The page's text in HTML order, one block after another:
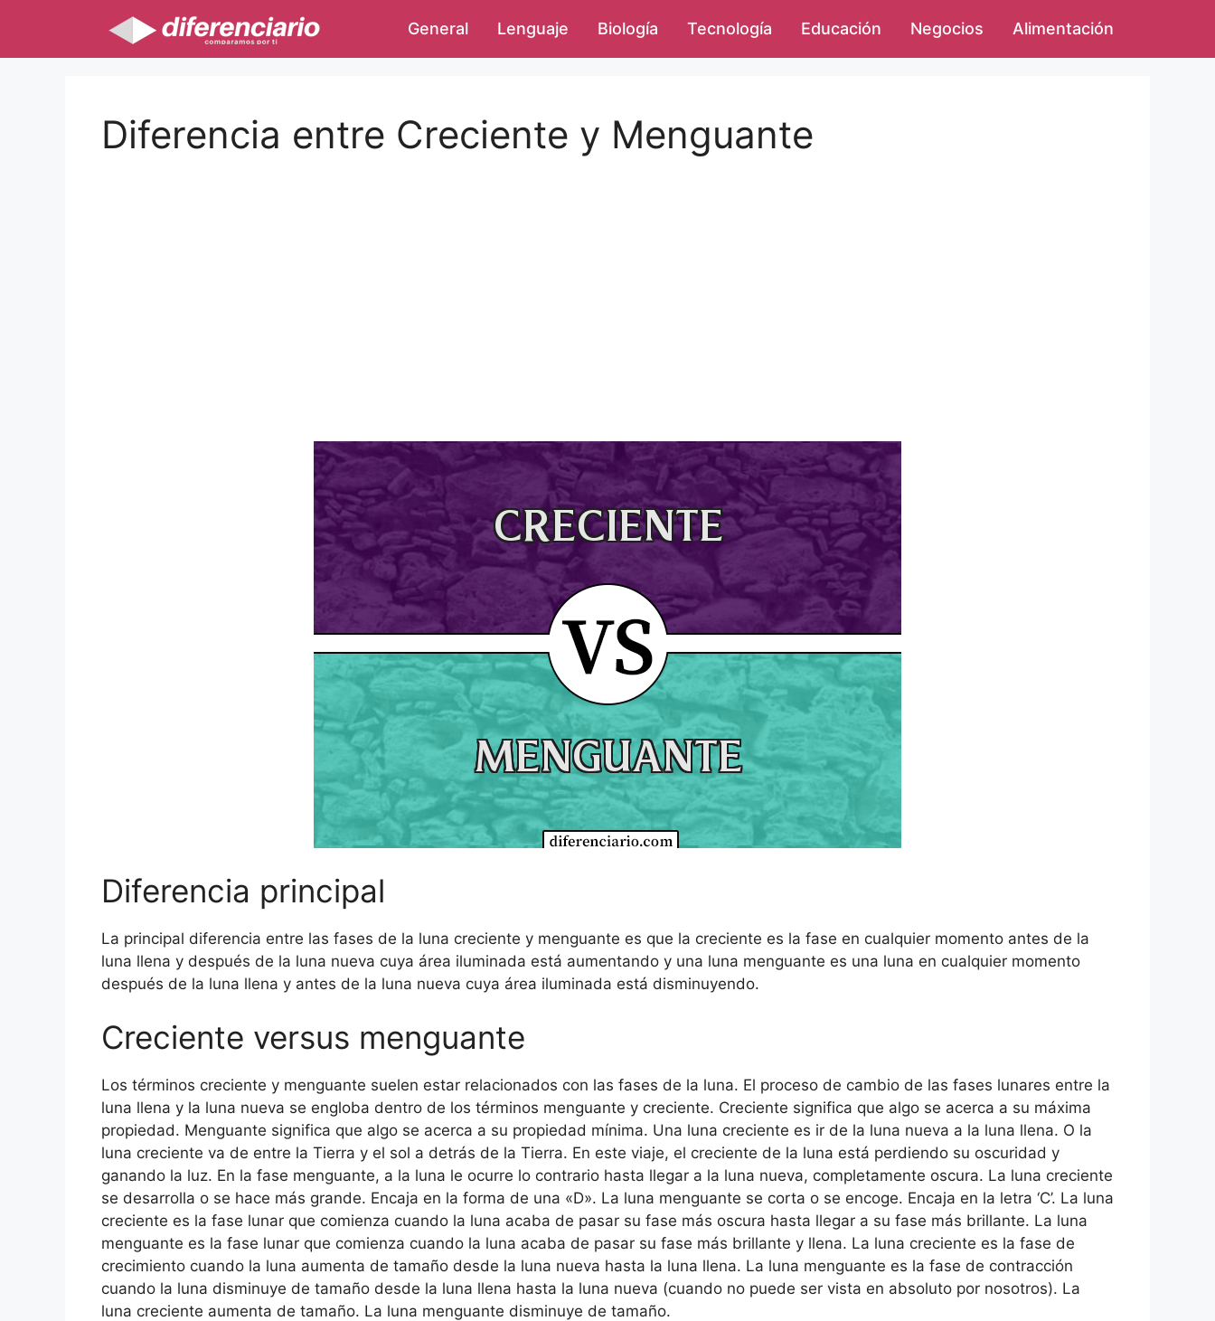
contenido
General Lenguaje Biología Tecnología Educación Negocios Alimentación
Diferencia entre Creciente y Menguante
Diferencia principal
La principal diferencia entre las fases de la luna creciente y menguante es que la creciente es la fase en cualquier momento antes de la
luna llena y después de la luna nueva cuya área iluminada está aumentando y una luna menguante es una luna en cualquier momento
después de la luna llena y antes de la luna nueva cuya área iluminada está disminuyendo.
Creciente versus menguante
Los términos creciente y menguante suelen estar relacionados con las fases de la luna. El proceso de cambio de las fases lunares entre la
luna llena y la luna nueva se engloba dentro de los términos menguante y creciente. Creciente significa que algo se acerca a su máxima
propiedad. Menguante significa que algo se acerca a su propiedad mínima. Una luna creciente es ir de la luna nueva a la luna llena. O la
luna creciente va de entre la Tierra y el sol a detrás de la Tierra. En este viaje, el creciente de la luna está perdiendo su oscuridad y
ganando la luz. En la fase menguante, a la luna le ocurre lo contrario hasta llegar a la luna nueva, completamente oscura. La luna creciente
se desarrolla o se hace más grande. Encaja en la forma de una «D». La luna menguante se corta o se encoge. Encaja en la letra ‘C’. La luna
creciente es la fase lunar que comienza cuando la luna acaba de pasar su fase más oscura hasta llegar a su fase más brillante. La luna
menguante es la fase lunar que comienza cuando la luna acaba de pasar su fase más brillante y llena. La luna creciente es la fase de
crecimiento cuando la luna aumenta de tamaño desde la luna nueva hasta la luna llena. La luna menguante es la fase de contracción
cuando la luna disminuye de tamaño desde la luna llena hasta la luna nueva (cuando no puede ser vista en absoluto por nosotros). La
luna creciente aumenta de tamaño. La luna menguante disminuye de tamaño.